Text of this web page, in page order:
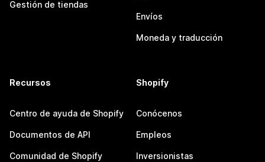
Gestión de tiendas
Envíos
Moneda y traducción
Recursos
Centro de ayuda de Shopify
Documentos de API
Comunidad de Shopify
Shopify
Conócenos
Empleos
Inversionistas